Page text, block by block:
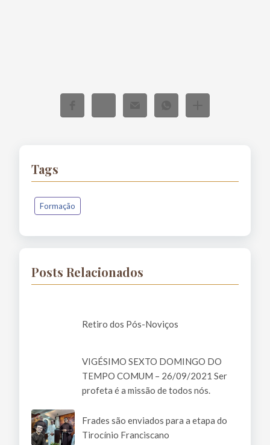
Tags
Formação
Posts Relacionados
Retiro dos Pós-Noviços
VIGÉSIMO SEXTO DOMINGO DO
TEMPO COMUM – 26/09/2021 Ser
profeta é a missão de todos nós.
Frades são enviados para a etapa do
Tirocínio Franciscano